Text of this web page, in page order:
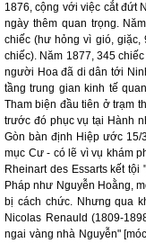
1876, cộng với việc cắt đứt
ngày thêm quan trọng.
chiếc (hư hỏng vì gió, giặc,
chiếc). Năm 1877, 345
người Hoa đã di dân tới
tầng trung gian kinh tế
Tham biện đầu tiên ở trạm
trước đó phục vụ tại Hành
Gòn bàn định Hiệp ước 15/
mục Cư - có lẽ vì vụ khám
Rheinart des Essarts kết
Pháp như Nguyễn Hoằng,
bị cách chức. Nhưng qua
Nicolas Renauld (1809-
ngai vàng nhà Nguyễn"